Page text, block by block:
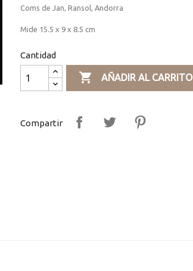
Coms de Jan, Ransol, Andorra
Mide 15.5 x 9 x 8.5 cm
Cantidad
 AÑADIR AL CARRITO
Compartir